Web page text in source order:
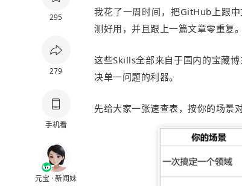
295
279
手机看
元宝 · 新闻妹
我花了一周时间，把GitHub上跟
测好用，并且跟上一篇文章零重复。
这些Skills全部来自于国内的宝藏
决单一问题的利器。
先给大家一张速查表，按你的场景对